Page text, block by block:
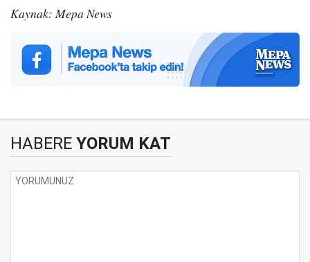
Kaynak: Mepa News
HABERE YORUM KAT